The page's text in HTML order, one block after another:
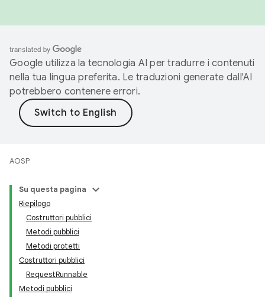
Google utilizza la tecnologia AI per tradurre i contenuti
nella tua lingua preferita. Le traduzioni generate dall'AI
potrebbero contenere errori.
AOSP
Su questa pagina
Riepilogo
Costruttori pubblici
Metodi pubblici
Metodi protetti
Costruttori pubblici
RequestRunnable
Metodi pubblici